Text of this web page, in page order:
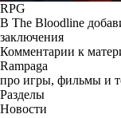
RPG
В The Bloodline
заключения
Комментарии к
Rampaga
про игры, фильмы и
Разделы
Новости